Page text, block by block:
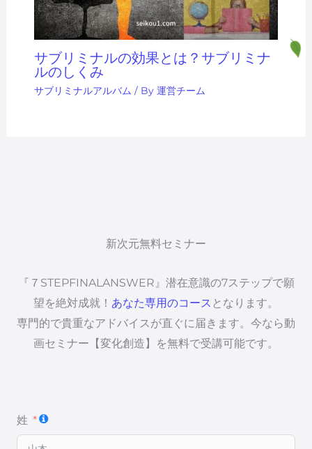
サブリミナルの効果とは？サブリミナ
ルのしくみ
サブリミナルアルバム / By 運営チーム
新次元無料セミナー
『７STEPFINALANSWER』潜在意識の7ステップで願
望を絶対成就！ あなた専用のコース となります。
専門的で貴重なアドバイスが直ぐに届きます。今なら動
画セミナー【変化創造】を無料で受講可能です。
姓